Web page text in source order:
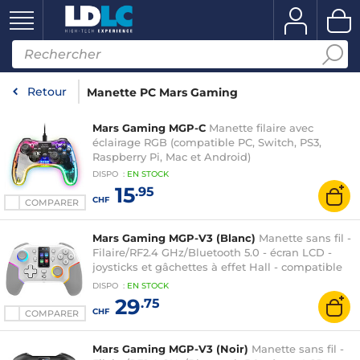
Retour Manette PC Mars Gaming
COMPARER
Mars Gaming MGP-C Manette filaire avec
éclairage RGB (compatible PC, Switch, PS3,
Raspberry Pi, Mac et Android)
DISPO : EN STOCK
CHF15.95
COMPARER
Mars Gaming MGP-V3 (Blanc) Manette sans fil -
Filaire/RF2.4 GHz/Bluetooth 5.0 - écran LCD -
joysticks et gâchettes à effet Hall - compatible
PC, Android, iOS, Switch
DISPO : EN STOCK
CHF29.75
Mars Gaming MGP-V3 (Noir) Manette sans fil -